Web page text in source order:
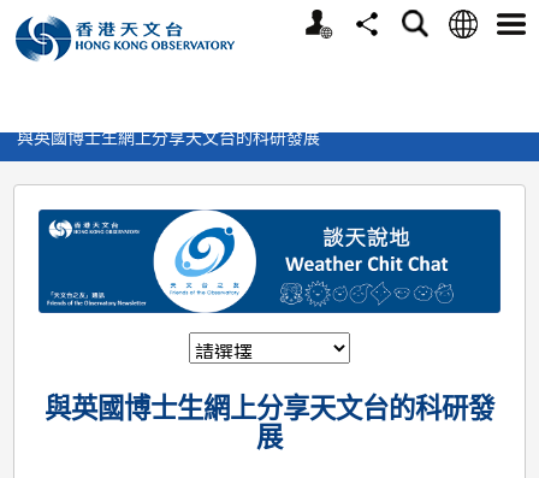
個
站
分
搜
語
選
與英國博士生網上分享天文台的科研發展
與
博
生
網與英國博士生網上分享天文台的科研發
展